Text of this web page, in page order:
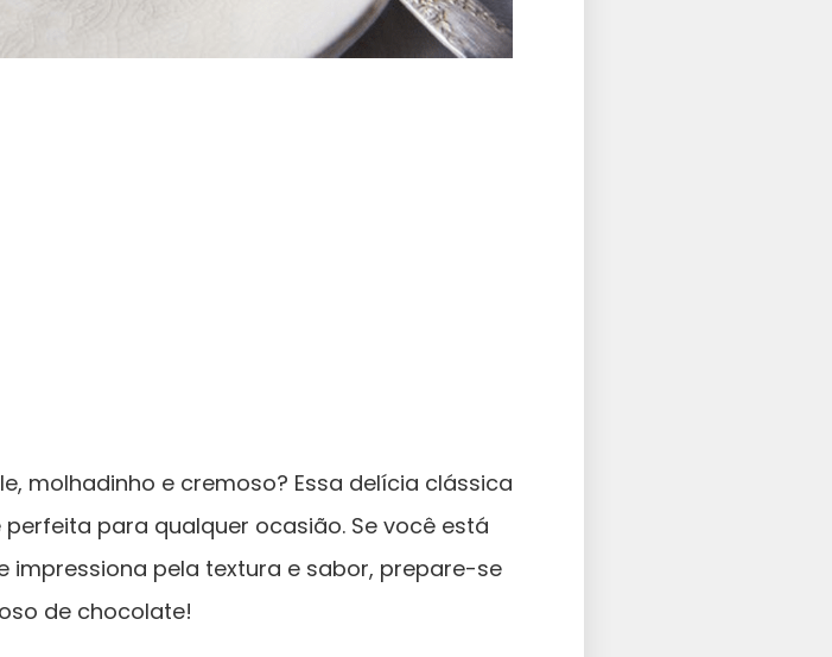
molhadinho e cremoso? Essa delícia clássica
para qualquer ocasião. Se você está
impressiona pela textura e sabor, prepare-se
de chocolate!